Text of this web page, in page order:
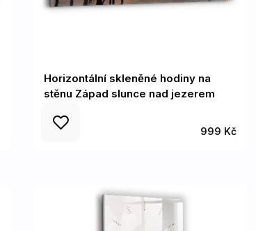
Horizontální skleněné hodiny na
stěnu Západ slunce nad jezerem
999 Kč